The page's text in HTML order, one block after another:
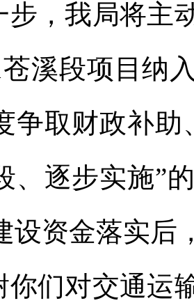
步，我局将主
溪段项目纳
争取财政补
、逐步实施”
设资金落实后
你们对交通运